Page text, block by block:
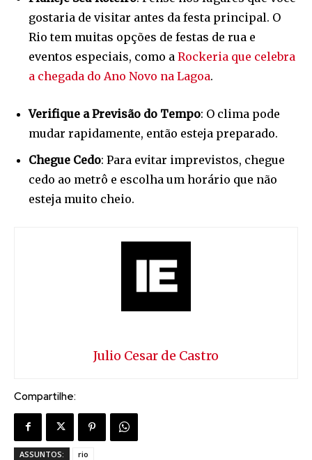
gostaria de visitar antes da festa principal. O
Rio tem muitas opções de festas de rua e
eventos especiais, como a Rockeria que celebra
a chegada do Ano Novo na Lagoa.
Verifique a Previsão do Tempo: O clima pode
mudar rapidamente, então esteja preparado.
Chegue Cedo: Para evitar imprevistos, chegue
cedo ao metrô e escolha um horário que não
esteja muito cheio.
Julio Cesar de Castro
Compartilhe:
ASSUNTOS: rio